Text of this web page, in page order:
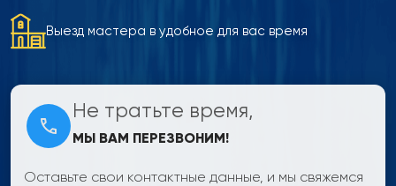
Выезд мастера в удобное для вас время
Не тратьте время,
МЫ ВАМ ПЕРЕЗВОНИМ!
Оставьте свои контактные данные, и мы свяжемся